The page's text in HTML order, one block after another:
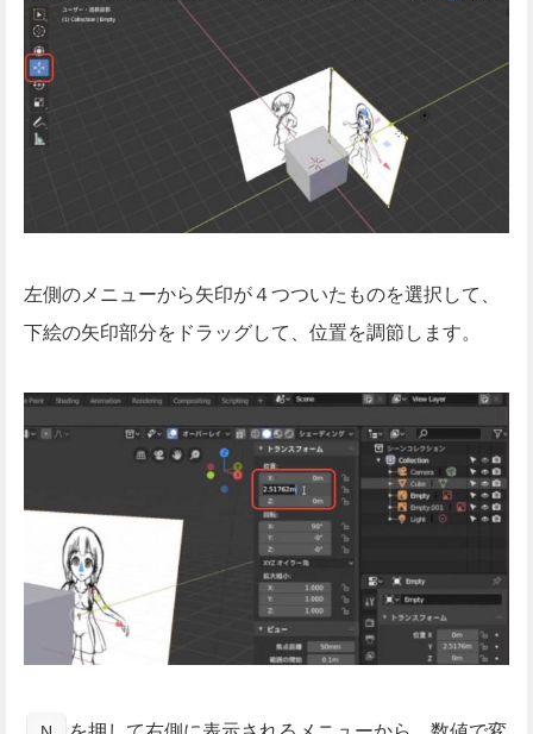
左側のメニューから矢印が４つついたものを選択して、
下絵の矢印部分をドラッグして、位置を調節します。